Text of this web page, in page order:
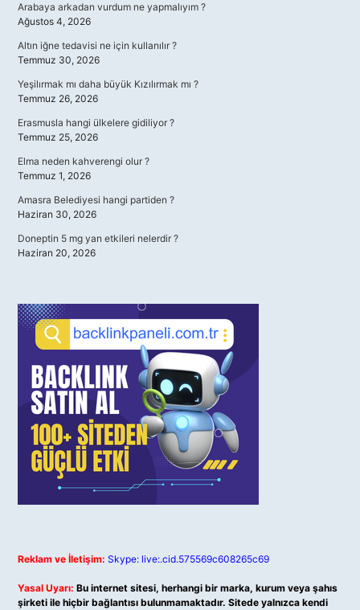
Arabaya arkadan vurdum ne yapmalıyım ?
Ağustos 4, 2026
Altın iğne tedavisi ne için kullanılır ?
Temmuz 30, 2026
Yeşilırmak mı daha büyük Kızılırmak mı ?
Temmuz 26, 2026
Erasmusla hangi ülkelere gidiliyor ?
Temmuz 25, 2026
Elma neden kahverengi olur ?
Temmuz 1, 2026
Amasra Belediyesi hangi partiden ?
Haziran 30, 2026
Doneptin 5 mg yan etkileri nelerdir ?
Haziran 20, 2026
Reklam ve İletişim: Skype: live:.cid.575569c608265c69
Yasal Uyarı: Bu internet sitesi, herhangi bir marka, kurum veya şahıs
şirketi ile hiçbir bağlantısı bulunmamaktadır. Sitede yalnızca kendi